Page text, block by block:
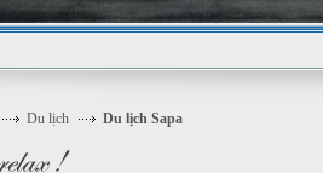
Du lịch Du lịch Sapa